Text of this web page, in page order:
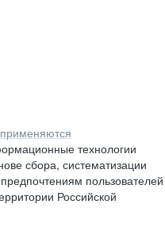
применяются
технологии
сбора, систематизации
пользователей
Российской